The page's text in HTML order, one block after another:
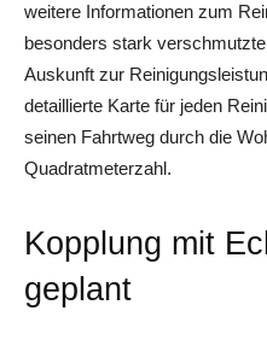
weitere Informationen zum
besonders stark
Auskunft zur
detaillierte Karte für jeden
seinen Fahrtweg durch die
Quadratmeterzahl.
Kopplung mit
geplant